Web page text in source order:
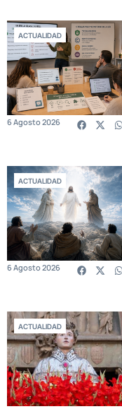
ACTUALIDAD
6 Agosto 2026
ACTUALIDAD
6 Agosto 2026
ACTUALIDAD